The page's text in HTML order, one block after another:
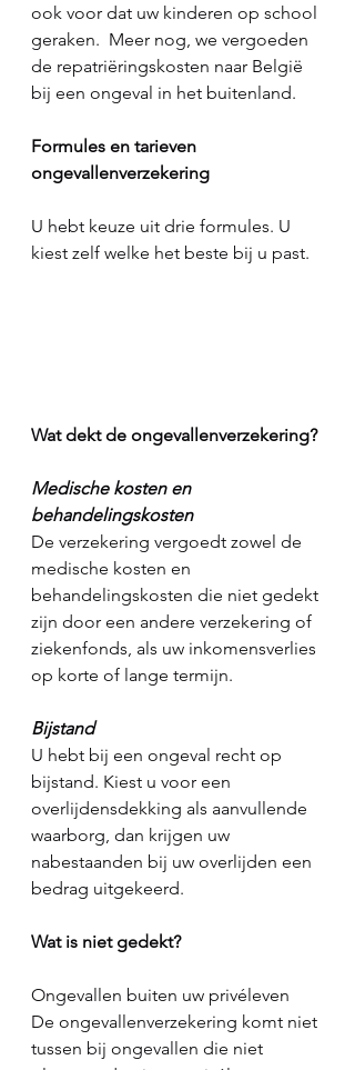
ook voor dat uw kinderen op school
geraken.  Meer nog, we vergoeden
de repatriëringskosten naar België
bij een ongeval in het buitenland.
Formules en tarieven
ongevallenverzekering
U hebt keuze uit drie formules. U
kiest zelf welke het beste bij u past.
Wat dekt de ongevallenverzekering?
Medische kosten en
behandelingskosten
De verzekering vergoedt zowel de
medische kosten en
behandelingskosten die niet gedekt
zijn door een andere verzekering of
ziekenfonds, als uw inkomensverlies
op korte of lange termijn.
Bijstand
U hebt bij een ongeval recht op
bijstand. Kiest u voor een
overlijdensdekking als aanvullende
waarborg, dan krijgen uw
nabestaanden bij uw overlijden een
bedrag uitgekeerd.
Wat is niet gedekt?
Ongevallen buiten uw privéleven
De ongevallenverzekering komt niet
tussen bij ongevallen die niet